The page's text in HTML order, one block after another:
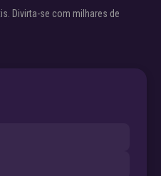
Divirta-se com milhares de